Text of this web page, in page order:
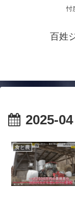
忖
百姓
2025-04
食と農